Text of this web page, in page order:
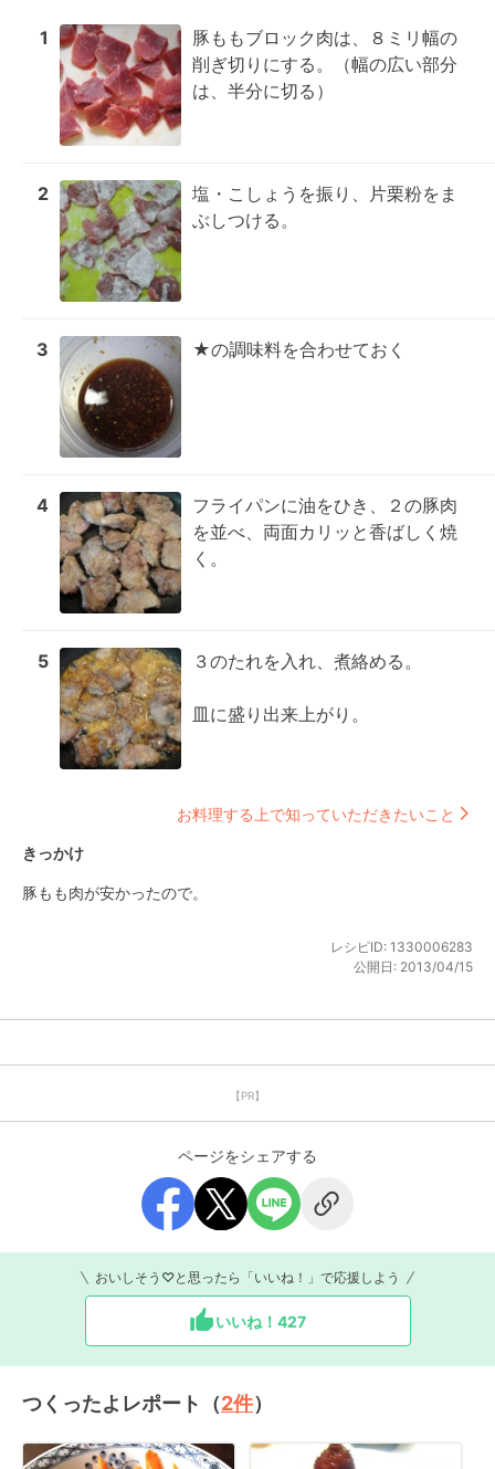
1
豚ももブロック肉は、８ミリ幅の
削ぎ切りにする。（幅の広い部分
は、半分に切る）
2
塩・こしょうを振り、片栗粉をま
ぶしつける。
3 ★の調味料を合わせておく
4
フライパンに油をひき、２の豚肉
を並べ、両面カリッと香ばしく焼
く。
5 ３のたれを入れ、煮絡める。
皿に盛り出来上がり。
お料理する上で知っていただきたいこと
きっかけ
豚もも肉が安かったので。
レシピID: 1330006283
公開日: 2013/04/15
【PR】
ページをシェアする
おいしそう♡と思ったら「いいね！」で応援しよう
いいね！ 427
つくったよレポート（2件）